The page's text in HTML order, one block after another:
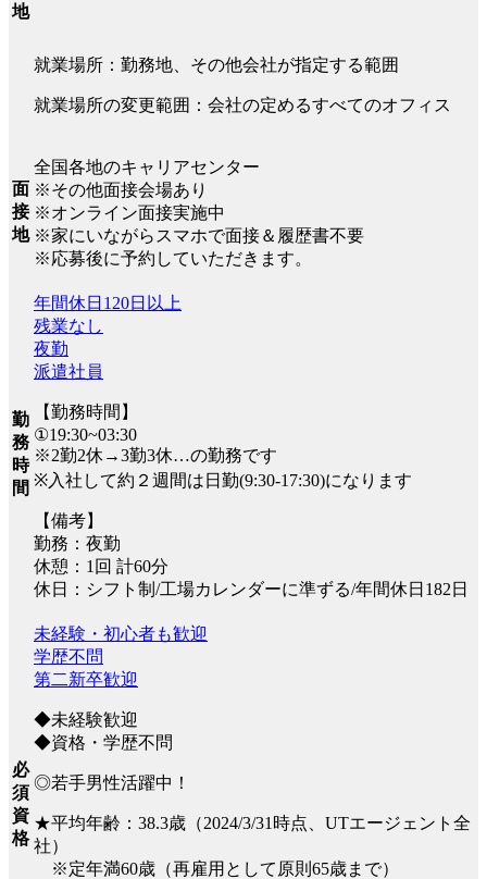
地
就業場所：勤務地、その他会社が指定する範囲
就業場所の変更範囲：会社の定めるすべてのオフィス
面
接
地
全国各地のキャリアセンター
※その他面接会場あり
※オンライン面接実施中
※家にいながらスマホで面接＆履歴書不要
※応募後に予約していただきます。
勤
務
時
間
年間休日120日以上
残業なし
夜勤
派遣社員
【勤務時間】
①19:30~03:30
※2勤2休→3勤3休…の勤務です
※入社して約２週間は日勤(9:30-17:30)になります
【備考】
勤務：夜勤
休憩：1回 計60分
休日：シフト制/工場カレンダーに準ずる/年間休日182日
必
須
資
格
未経験・初心者も歓迎
学歴不問
第二新卒歓迎
◆未経験歓迎
◆資格・学歴不問
◎若手男性活躍中！
★平均年齢：38.3歳（2024/3/31時点、UTエージェント全
社）
※定年満60歳（再雇用として原則65歳まで）